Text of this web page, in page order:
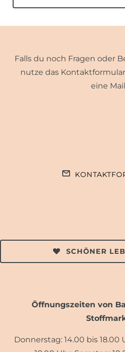
Falls du noch Fragen oder
nutze das
eine
SCHÖNER
Öffnungszeiten von
Donnerstag: 14.00 bis 18.00